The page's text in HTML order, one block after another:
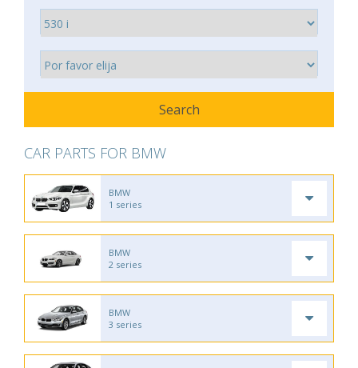
CAR PARTS FOR BMW
BMW
1 series
BMW
2 series
BMW
3 series